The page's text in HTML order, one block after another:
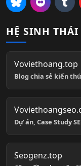
HỆ SINH THÁI
Voviethoang.top
Blog chia sẻ kiến
Dự án, Case Study
Seogenz.top